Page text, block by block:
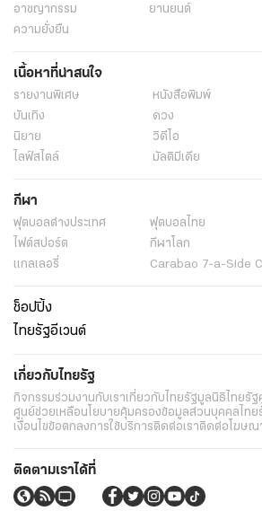
อาชญากรรม
ยานยนต์
ความยั่งยืน
เนื้อหาที่น่าสนใจ
รายงานพิเศษ หนังสือพิมพ์
บันเทิง
ดวง
นิยาย
วิดีโอ
ไลฟ์สไตล์
มัลติมีเดีย
กีฬา
ฟุตบอลต่่างประเทศ ฟุตบอลไทย
ไฟต์สปอร์ต
กีฬาโลก
แกลเลอรี่
Carabao 7-a-Side
ช็อปปิ้ง
ไทยรัฐอีเวนต์
เกี่ยวกับไทยรัฐ
กิจกรรมร่วมงานกับเราเกี่ยวกับไทยรัฐมูลนิธิไทยรัฐ
ศูนย์ช่วยเหลือนโยบายคุ้มครองข้อมูลส่วนบุคคลไทย
เงื่อนไขข้อตกลงการใช้บริการติดต่อเราติดต่อโฆษณ
ติดตามเราได้ที่